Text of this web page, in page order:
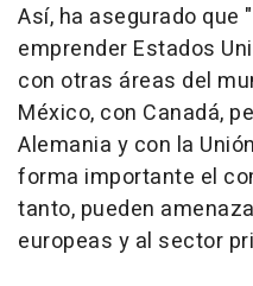
Así, ha asegurado que
emprender Estados
con otras áreas del
México, con Canadá,
Alemania y con la
forma importante el
tanto, pueden
europeas y al sector